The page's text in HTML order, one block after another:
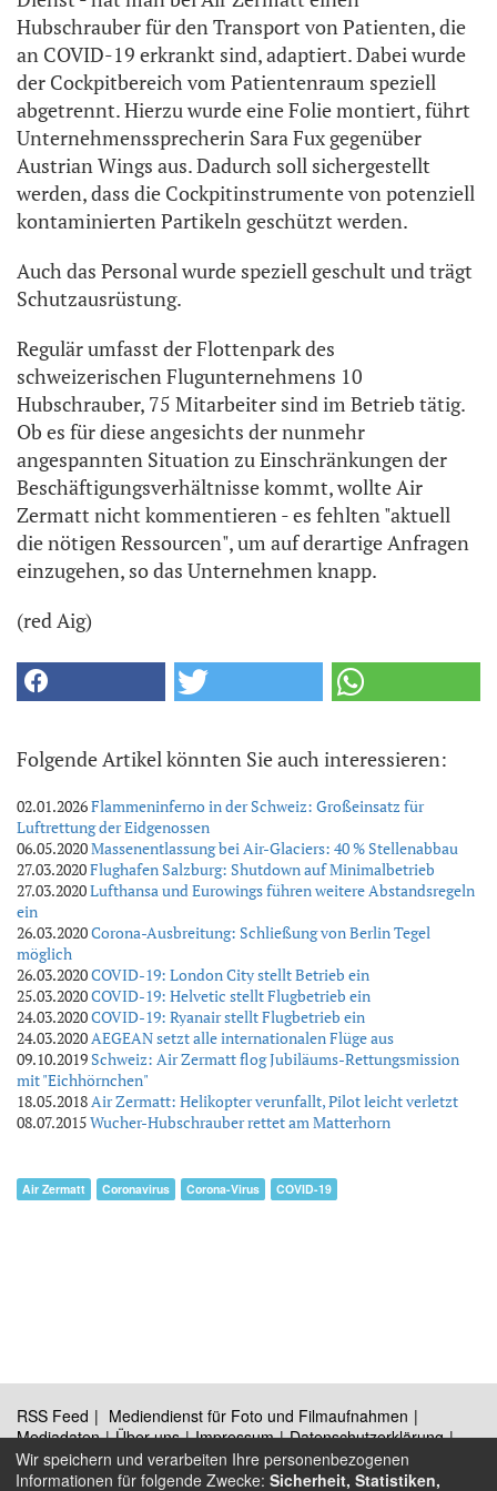
Hubschrauber für den Transport von Patienten, die
an COVID-19 erkrankt sind, adaptiert. Dabei wurde
der Cockpitbereich vom Patientenraum speziell
abgetrennt. Hierzu wurde eine Folie montiert, führt
Unternehmenssprecherin Sara Fux gegenüber
Austrian Wings aus. Dadurch soll sichergestellt
werden, dass die Cockpitinstrumente von potenziell
kontaminierten Partikeln geschützt werden.
Auch das Personal wurde speziell geschult und trägt
Schutzausrüstung.
Regulär umfasst der Flottenpark des
schweizerischen Flugunternehmens 10
Hubschrauber, 75 Mitarbeiter sind im Betrieb tätig.
Ob es für diese angesichts der nunmehr
angespannten Situation zu Einschränkungen der
Beschäftigungsverhältnisse kommt, wollte Air
Zermatt nicht kommentieren - es fehlten "aktuell
die nötigen Ressourcen", um auf derartige Anfragen
einzugehen, so das Unternehmen knapp.
(red Aig)
Folgende Artikel könnten Sie auch interessieren:
02.01.2026Flammeninferno in der Schweiz: Großeinsatz für
Luftrettung der Eidgenossen
06.05.2020Massenentlassung bei Air-Glaciers: 40 % Stellenabbau
27.03.2020Flughafen Salzburg: Shutdown auf Minimalbetrieb
27.03.2020Lufthansa und Eurowings führen weitere Abstandsregeln
ein
26.03.2020Corona-Ausbreitung: Schließung von Berlin Tegel
möglich
26.03.2020COVID-19: London City stellt Betrieb ein
25.03.2020COVID-19: Helvetic stellt Flugbetrieb ein
24.03.2020COVID-19: Ryanair stellt Flugbetrieb ein
24.03.2020AEGEAN setzt alle internationalen Flüge aus
09.10.2019 Schweiz: Air Zermatt flog Jubiläums-Rettungsmission
mit "Eichhörnchen"
18.05.2018Air Zermatt: Helikopter verunfallt, Pilot leicht verletzt
08.07.2015Wucher-Hubschrauber rettet am Matterhorn
Air Zermatt Coronavirus Corona-Virus COVID-19
RSS Feed
Mediendienst für Foto und Filmaufnahmen
Mediadaten
Über uns Impressum
Datenschutzerklärung
Kontakt
Wir speichern und verarbeiten Ihre personenbezogenen
Informationen für folgende Zwecke: Sicherheit, Statistiken,